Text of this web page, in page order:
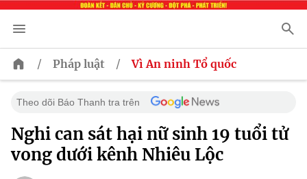
/ Pháp luật / Vì An ninh Tổ quốc
Theo dõi Báo Thanh tra trên
Nghi can sát hại nữ sinh 19 tuổi tử
vong dưới kênh Nhiêu Lộc